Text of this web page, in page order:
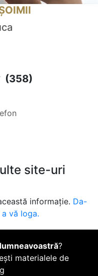
(358)
site-uri
informație. Da-
vă loga.
?
materialele de